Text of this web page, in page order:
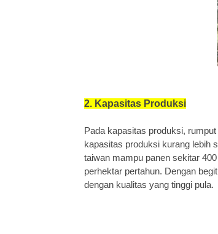
2. Kapasitas Produksi
Pada kapasitas produksi,
kapasitas produksi kurang lebih
taiwan mampu panen sekitar
perhektar pertahun. Dengan
dengan kualitas yang tinggi pula.